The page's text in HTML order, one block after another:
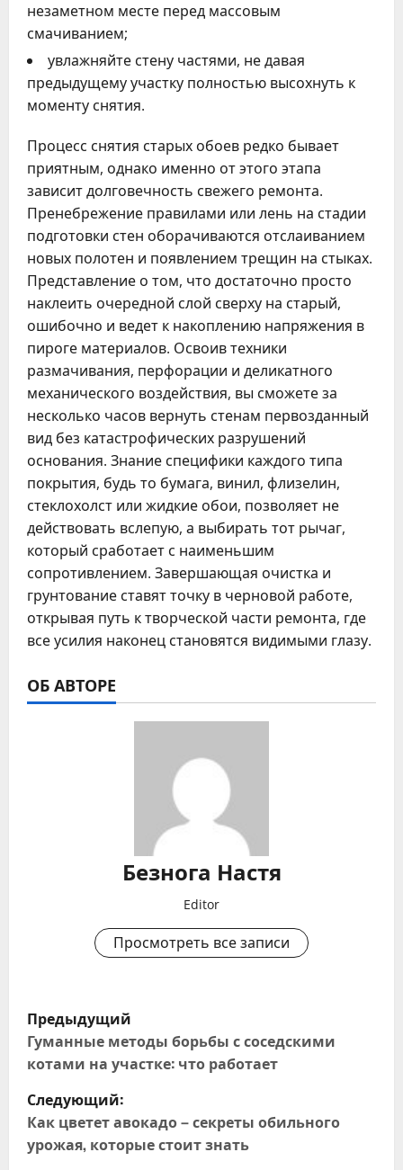
незаметном месте перед массовым
смачиванием;
увлажняйте стену частями, не давая
предыдущему участку полностью высохнуть к
моменту снятия.
Процесс снятия старых обоев редко бывает
приятным, однако именно от этого этапа
зависит долговечность свежего ремонта.
Пренебрежение правилами или лень на стадии
подготовки стен оборачиваются отслаиванием
новых полотен и появлением трещин на стыках.
Представление о том, что достаточно просто
наклеить очередной слой сверху на старый,
ошибочно и ведет к накоплению напряжения в
пироге материалов. Освоив техники
размачивания, перфорации и деликатного
механического воздействия, вы сможете за
несколько часов вернуть стенам первозданный
вид без катастрофических разрушений
основания. Знание специфики каждого типа
покрытия, будь то бумага, винил, флизелин,
стеклохолст или жидкие обои, позволяет не
действовать вслепую, а выбирать тот рычаг,
который сработает с наименьшим
сопротивлением. Завершающая очистка и
грунтование ставят точку в черновой работе,
открывая путь к творческой части ремонта, где
все усилия наконец становятся видимыми глазу.
ОБ АВТОРЕ
Безнога Настя
Editor
Просмотреть все записи
Н
а
в
и
Предыдущий
Гуманные методы борьбы с соседскими
котами на участке: что работает
Следующий:
Как цветет авокадо – секреты обильного
урожая, которые стоит знать